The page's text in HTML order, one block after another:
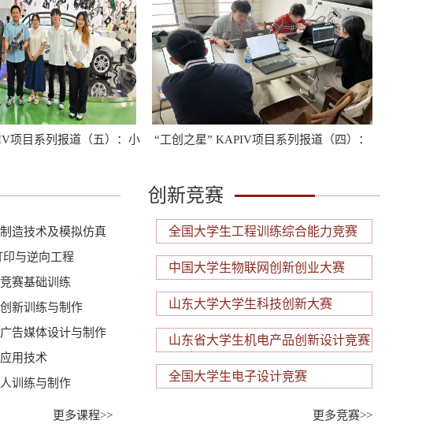
项目系列报道（五）：小
“工创之星” KAPIV项目系列报道（四）：
项目系列报道（五）：小
掘机项目团队
“工创之星” KAPIV项目系列报道（四）：
——手动面条机项目团队
造技术及模拟仿真
印与逆向工程
赛基础训练
新训练与制作
告媒体设计与制作
用技术
训练与制作
更多课程>>
创新竞赛
全国大学生工程训练综合能力竞赛
中国大学生物联网创新创业大赛
山东大学大学生科技创新大赛
山东省大学生机电产品创新设计竞赛
全国大学生电子设计竞赛
更多竞赛>>